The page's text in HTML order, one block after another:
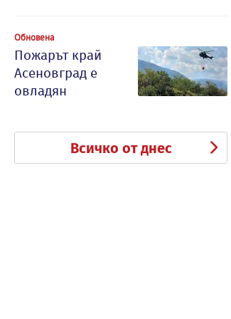
Обновена
Пожарът край
Асеновград е
овладян
Всичко от днес